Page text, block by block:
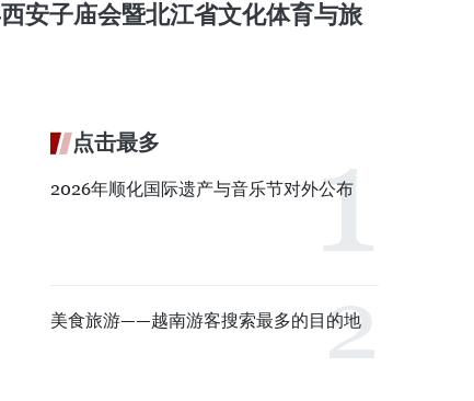
安子庙会暨北江省文化体育与旅
点击最多
2026年顺化国际遗产与音乐节对外公布
美食旅游——越南游客搜索最多的目的地